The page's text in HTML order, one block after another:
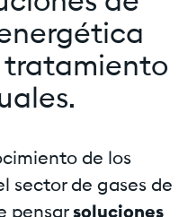
tratamiento
de los
sector de gases de